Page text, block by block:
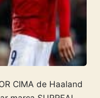
CIMA de Haaland